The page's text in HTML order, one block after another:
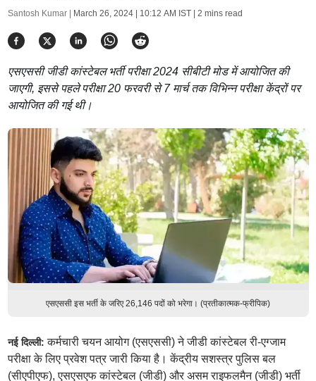
Santosh Kumar | March 26, 2024 | 10:12 AM IST| 2 mins read
एसएससी जीडी कांस्टेबल भर्ती परीक्षा 2024 सीबीटी मोड में आयोजित की
जाएगी, इससे पहले परीक्षा 20 फरवरी से 7 मार्च तक विभिन्न परीक्षा केंद्रों पर
आयोजित की गई थी।
एसएससी इस भर्ती के जरिए 26,146 पदों को भरेगा। (प्रतीकात्मक-फ्रीपिक)
नई दिल्ली:कर्मचारी चयन आयोग (एसएससी) ने जीडी कांस्टेबल री-एग्जाम
परीक्षा के लिए प्रवेश पत्र जारी किया है। केंद्रीय सशस्त्र पुलिस बल
(सीएपीएफ), एसएसएफ कांस्टेबल (जीडी) और असम राइफलमैन (जीडी) भर्ती